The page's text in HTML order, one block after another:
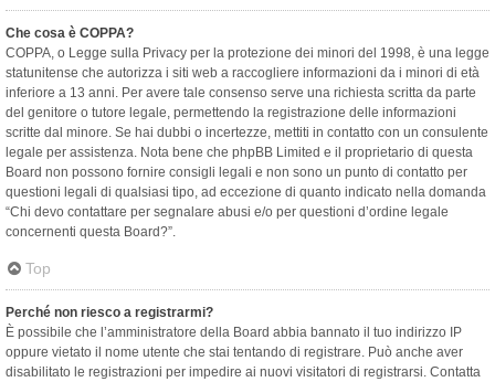
Che cosa è COPPA?
COPPA, o Legge sulla Privacy per la protezione dei minori del 1998, è una legge
statunitense che autorizza i siti web a raccogliere informazioni da i minori di età
inferiore a 13 anni. Per avere tale consenso serve una richiesta scritta da parte
del genitore o tutore legale, permettendo la registrazione delle informazioni
scritte dal minore. Se hai dubbi o incertezze, mettiti in contatto con un consulente
legale per assistenza. Nota bene che phpBB Limited e il proprietario di questa
Board non possono fornire consigli legali e non sono un punto di contatto per
questioni legali di qualsiasi tipo, ad eccezione di quanto indicato nella domanda
“Chi devo contattare per segnalare abusi e/o per questioni d’ordine legale
concernenti questa Board?”.
Top
Perché non riesco a registrarmi?
È possibile che l’amministratore della Board abbia bannato il tuo indirizzo IP
oppure vietato il nome utente che stai tentando di registrare. Può anche aver
disabilitato le registrazioni per impedire ai nuovi visitatori di registrarsi. Contatta